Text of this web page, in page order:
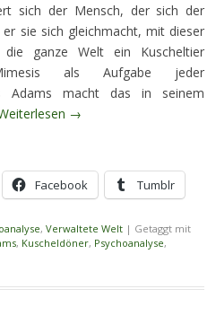
sich der Mensch, der sich der
sie sich gleichmacht, mit dieser
die ganze Welt ein Kuscheltier
als Aufgabe jeder
Adams macht das in seinem
→
Facebook Tumblr
, Verwaltete Welt | Getaggt mit
, Kuscheldöner, Psychoanalyse,